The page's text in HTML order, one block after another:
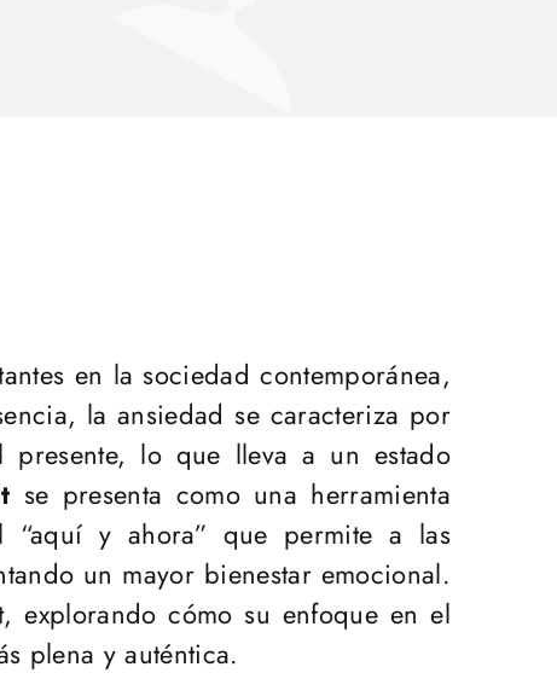
en la sociedad contemporánea,
la ansiedad se caracteriza por
lo que lleva a un estado
se presenta como una herramienta
“aquí y ahora” que permite a las
un mayor bienestar emocional.
explorando cómo su enfoque en el
plena y auténtica.